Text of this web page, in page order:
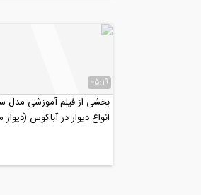
05:19
بخشی از فیلم آموزشی مدل
انواع دیوار در آباکوس